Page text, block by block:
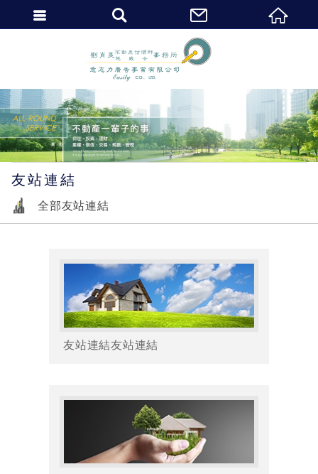
友站連結
全部友站連結
友站連結友站連結